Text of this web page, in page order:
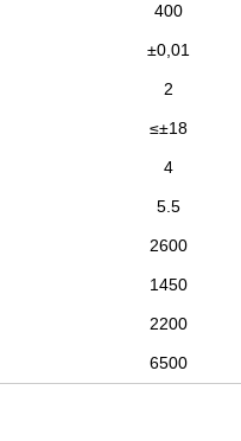
400
±0,01
2
≤±18
4
5.5
2600
1450
2200
6500